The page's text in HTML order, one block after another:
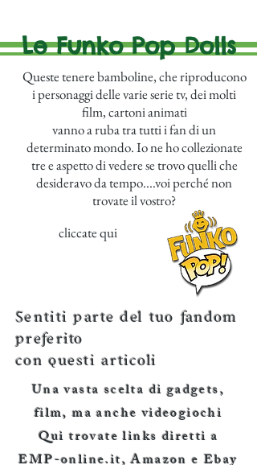
Le Funko Pop Dolls
Queste tenere bamboline, che riproducono
i personaggi delle varie serie tv, dei molti
film, cartoni animati
vanno a ruba tra tutti i fan di un
determinato mondo. Io ne ho collezionate
tre e aspetto di vedere se trovo quelli che
desideravo da tempo....voi perché non
trovate il vostro?
cliccate qui
Sentiti parte del tuo fandom
preferito
con questi articoli
Una vasta scelta di gadgets,
film, ma anche videogiochi
Qui trovate links diretti a